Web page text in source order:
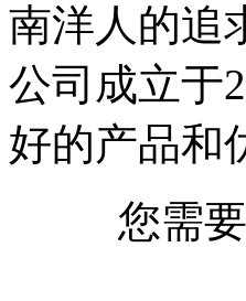
南洋人的追
公司成立于
好的产品和
您需